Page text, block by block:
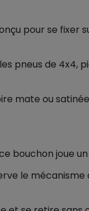
pour se fixer
pneus de 4x4,
mate ou
bouchon joue
le mécanisme